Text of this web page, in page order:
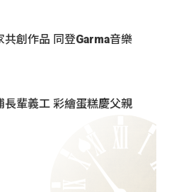
共創作品 同登Garma音樂
長輩義工 彩繪蛋糕慶父親